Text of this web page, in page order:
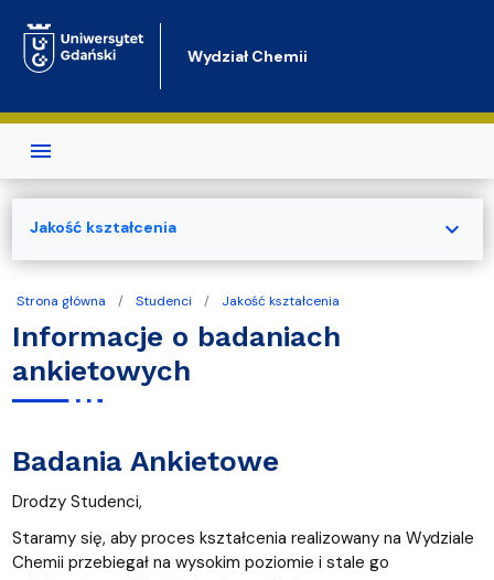
Wydział Chemii
Strona główna Studenci Jakość kształcenia
Informacje o badaniach
ankietowych
Badania Ankietowe
Drodzy Studenci,
Staramy się, aby proces kształcenia realizowany na Wydziale
Chemii przebiegał na wysokim poziomie i stale go
Jakość kształcenia expand_more